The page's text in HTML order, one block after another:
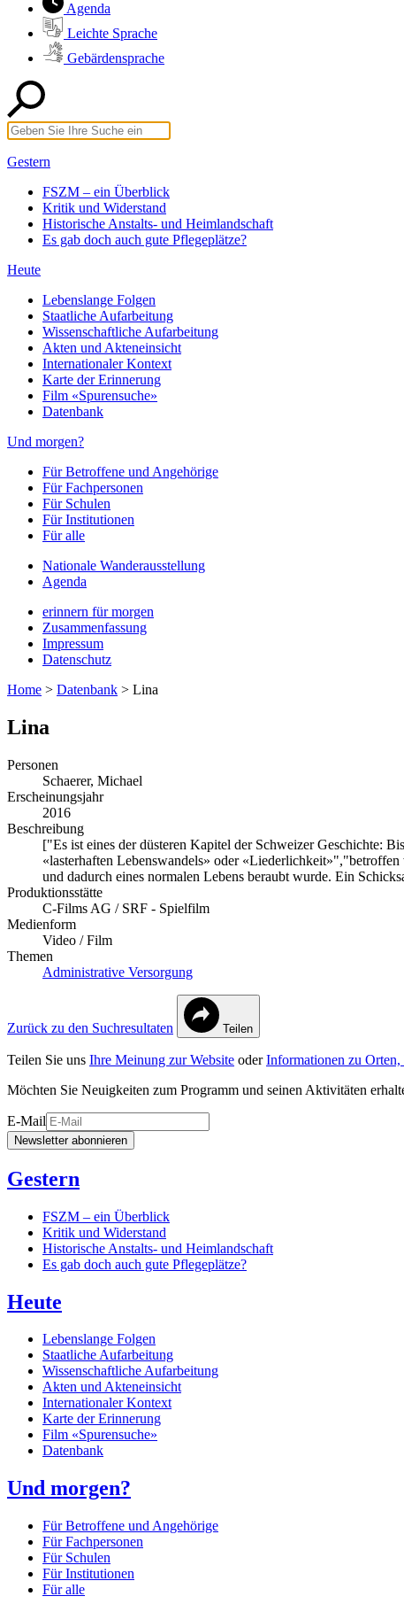
Agenda
Leichte Sprache
Gebärdensprache
Gestern
FSZM – ein Überblick
Kritik und Widerstand
Historische Anstalts- und Heimlandschaft
Es gab doch auch gute Pflegeplätze?
Heute
Lebenslange Folgen
Staatliche Aufarbeitung
Wissenschaftliche Aufarbeitung
Akten und Akteneinsicht
Internationaler Kontext
Karte der Erinnerung
Film «Spurensuche»
Datenbank
Und morgen?
Für Betroffene und Angehörige
Für Fachpersonen
Für Schulen
Für Institutionen
Für alle
Nationale Wanderausstellung
Agenda
erinnern für morgen
Zusammenfassung
Impressum
Datenschutz
Home > Datenbank > Lina
Lina
Personen
Schaerer, Michael
Erscheinungsjahr
2016
Beschreibung
["Es ist eines der düsteren Kapitel der Schweizer Geschichte:
«lasterhaften Lebenswandels» oder
und dadurch eines normalen Lebens beraubt wurde. Ein
Produktionsstätte
C-Films AG / SRF - Spielfilm
Medienform
Video / Film
Themen
Administrative Versorgung
Zurück zu den Suchresultaten Teilen
Teilen Sie uns Ihre Meinung zur Website oderInformationen zu Orten,
Möchten Sie Neuigkeiten zum Programm und seinen Aktivitäten
E-Mail
Newsletter abonnieren
Gestern
FSZM – ein Überblick
Kritik und Widerstand
Historische Anstalts- und Heimlandschaft
Es gab doch auch gute Pflegeplätze?
Heute
Lebenslange Folgen
Staatliche Aufarbeitung
Wissenschaftliche Aufarbeitung
Akten und Akteneinsicht
Internationaler Kontext
Karte der Erinnerung
Film «Spurensuche»
Datenbank
Und morgen?
Für Betroffene und Angehörige
Für Fachpersonen
Für Schulen
Für Institutionen
Für alle